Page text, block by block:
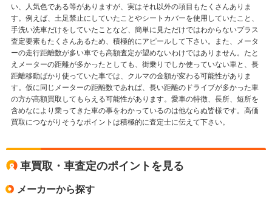
い、人気色である等がありますが、実はそれ以外の項目もたくさんありま
す。例えば、土足禁止にしていたことやシートカバーを使用していたこと、
手洗い洗車だけをしていたことなど、簡単に見ただけではわからないプラス
査定要素もたくさんあるため、積極的にアピールして下さい。また、メータ
ーの走行距離数が多い車でも高額査定が望めないわけではありません。たと
えメーターの距離が多かったとしても、街乗りでしか使っていない車と、長
距離移動ばかり使っていた車では、クルマの金額が変わる可能性がありま
す。仮に同じメーターの距離数であれば、長い距離のドライブが多かった車
の方が高額買取してもらえる可能性があります。愛車の特徴、長所、短所を
含めなにより乗ってきた車の事をわかっているのは他ならぬ皆様です。高価
買取につながりそうなポイントは積極的に査定士に伝えて下さい。
車買取・車査定のポイントを見る
メーカーから探す